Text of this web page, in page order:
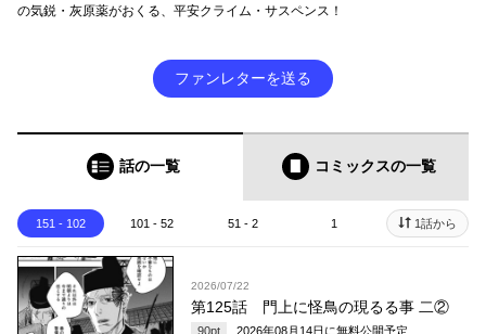
の気鋭・灰原薬がおくる、平安クライム・サスペンス！
ファンレターを送る
話の一覧 コミックスの一覧
151 - 102 101 - 52 51 - 2 1 1話から
2026/07/22
第125話 門上に怪鳥の現るる事 二②
90pt 2026年08月14日 に無料公開予定